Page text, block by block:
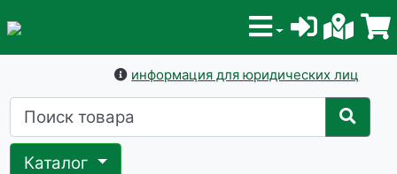
информация для юридических лиц
Каталог